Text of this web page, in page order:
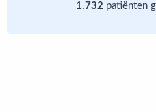
1.732 patiënten